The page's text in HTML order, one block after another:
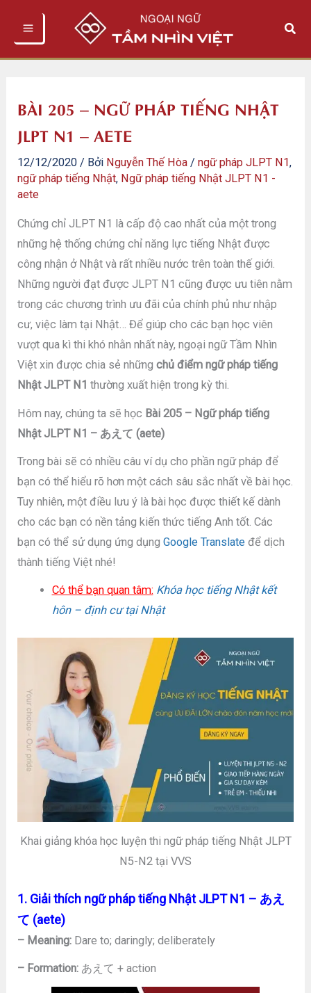
Tìm
BÀI 205 – NGỮ PHÁP TIẾNG NHẬT
JLPT N1 – AETE
12/12/2020 / Bởi Nguyễn Thế Hòa /ngữ pháp JLPT N1,
ngữ pháp tiếng Nhật, Ngữ pháp tiếng Nhật JLPT N1 -
aete
Chứng chỉ JLPT N1 là cấp độ cao nhất của một trong
những hệ thống chứng chỉ năng lực tiếng Nhật được
công nhận ở Nhật và rất nhiều nước trên toàn thế giới.
Những người đạt được JLPT N1 cũng được ưu tiên nằm
trong các chương trình ưu đãi của chính phủ như nhập
cư, việc làm tại Nhật… Để giúp cho các bạn học viên
vượt qua kì thi khó nhằn nhất này, ngoại ngữ Tầm Nhìn
Việt xin được chia sẻ nhữngchủ điểm ngữ pháp tiếng
Nhật JLPT N1 thường xuất hiện trong kỳ thi.
Hôm nay, chúng ta sẽ học Bài 205 – Ngữ pháp tiếng
Nhật JLPT N1 – あえて (aete)
Trong bài sẽ có nhiều câu ví dụ cho phần ngữ pháp để
bạn có thể hiểu rõ hơn một cách sâu sắc nhất về bài học.
Tuy nhiên, một điều lưu ý là bài học được thiết kế dành
cho các bạn có nền tảng kiến thức tiếng Anh tốt. Các
bạn có thể sử dụng ứng dụngGoogle Translate để dịch
thành tiếng Việt nhé!
Có thể bạn quan tâm: Khóa học tiếng Nhật kết
hôn – định cư tại Nhật
Khai giảng khóa học luyện thi ngữ pháp tiếng Nhật JLPT
N5-N2 tại VVS
1. Giải thích ngữ pháp tiếng Nhật JLPT N1 – あえ
て (aete)
– Meaning: Dare to; daringly; deliberately
– Formation: あえて + action